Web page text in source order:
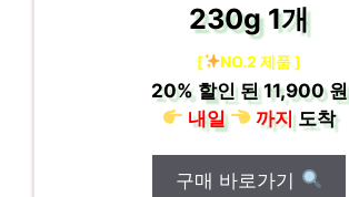
230g 1개
[ NO.2 제품 ]
20%할인 된11,900 원
내일
까지도착
구매 바로가기